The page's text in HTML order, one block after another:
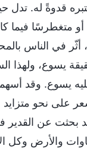
قدوةً له. تدل
متغطرسًا فيما
في الناس
يسوع، ولهذا
يسوع. وقد
على نحو متزايد
بحثت عن القدير
والأرض وكل